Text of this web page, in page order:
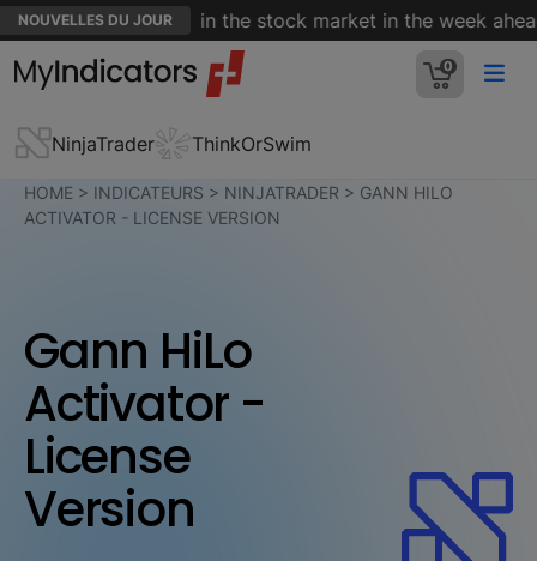
NOUVELLES DU JOUR
we're watching in the stock market in the week ahead
0
NinjaTrader ThinkOrSwim
HOME > INDICATEURS > NINJATRADER > GANN HILO
ACTIVATOR - LICENSE VERSION
Gann HiLo
Activator -
License
Version